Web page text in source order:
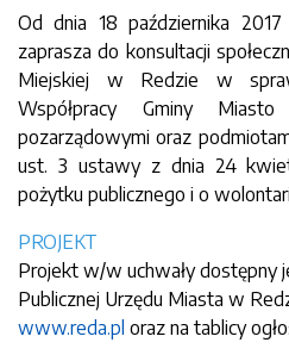
Od dnia 18 października
zaprasza do konsultacji
Miejskiej w Redzie w
Współpracy Gminy
pozarządowymi oraz
ust. 3 ustawy z dnia 24
pożytku publicznego i o
PROJEKT
Projekt w/w uchwały dostępny
Publicznej Urzędu Miasta w
www.reda.pl oraz na tablicy